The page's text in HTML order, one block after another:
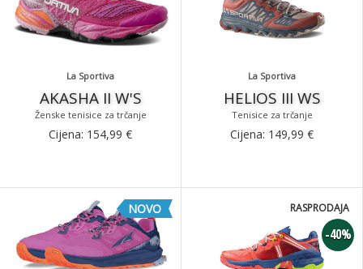
La Sportiva
AKASHA II W'S
Ženske tenisice za trčanje
Cijena: 154,99 €
La Sportiva
HELIOS III WS
Tenisice za trčanje
Cijena: 149,99 €
NOVO
-40%
RASPRODAJA